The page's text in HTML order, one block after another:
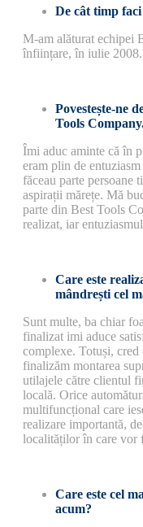
De cât timp
M-am alăturat echipei
înființare, în iulie 2008.
Povestește-ne
Tools
Îmi aduc aminte că în
eram plin de
făceau parte persoane
aspirații mărețe. Mă
parte din Best Tools
realizat, iar
Care este
mândrești cel
Sunt multe, ba chiar
finalizat imi aduce
complexe. Totuși, cred
finalizăm montarea
utilajele către clientul
locală. Orice
multifuncțional care
realizare importantă,
localităților în care vor
Care este cel
acum?